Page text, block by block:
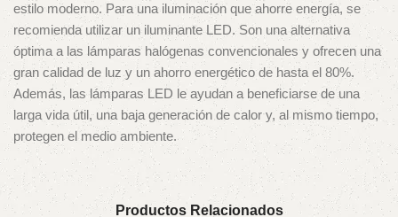
estilo moderno. Para una iluminación que ahorre energía, se
recomienda utilizar un iluminante LED. Son una alternativa
óptima a las lámparas halógenas convencionales y ofrecen una
gran calidad de luz y un ahorro energético de hasta el 80%.
Además, las lámparas LED le ayudan a beneficiarse de una
larga vida útil, una baja generación de calor y, al mismo tiempo,
protegen el medio ambiente.
Productos Relacionados